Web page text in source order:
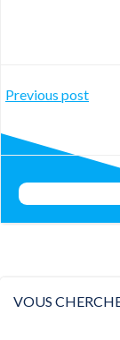
Post
Previous post
VOUS